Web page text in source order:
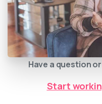
Have a question
Start